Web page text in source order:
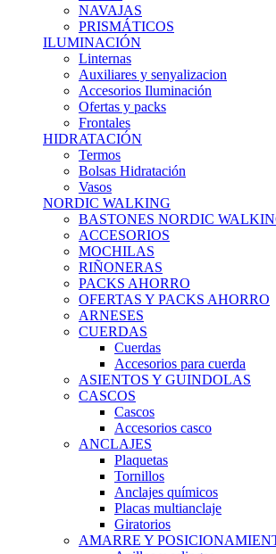
NAVAJAS
PRISMÁTICOS
ILUMINACIÓN
Linternas
Auxiliares y senyalizacion
Accesorios Iluminación
Ofertas y packs
Frontales
HIDRATACIÓN
Termos
Bolsas Hidratación
Vasos
NORDIC WALKING
BASTONES NORDIC
ACCESORIOS
MOCHILAS
RIÑONERAS
PACKS AHORRO
OFERTAS Y PACKS AHORRO
ARNESES
CUERDAS
Cuerdas
Accesorios para cuerda
ASIENTOS Y GUINDOLAS
CASCOS
Cascos
Accesorios casco
ANCLAJES
Plaquetas
Tornillos
Anclajes químicos
Placas multianclaje
Giratorios
AMARRE Y